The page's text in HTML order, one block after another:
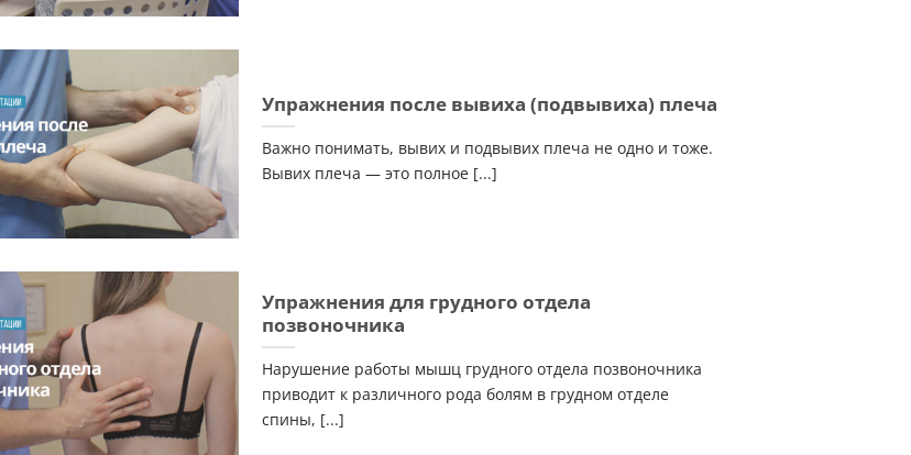
Упражнения после вывиха (подвывиха) плеча
Важно понимать, вывих и подвывих плеча не одно и тоже.
Вывих плеча — это полное [...]
Упражнения для грудного отдела
позвоночника
Нарушение работы мышц грудного отдела позвоночника
приводит к различного рода болям в грудном отделе
спины, [...]